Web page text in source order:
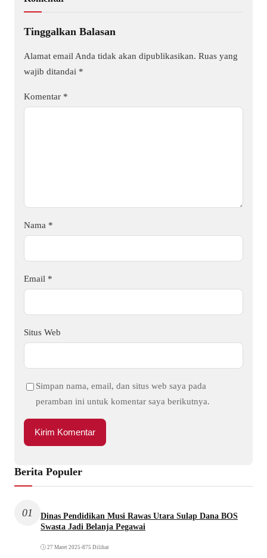
Tinggalkan Balasan
Alamat email Anda tidak akan dipublikasikan. Ruas yang
wajib ditandai *
Komentar *
Nama *
Email *
Situs Web
Simpan nama, email, dan situs web saya pada
peramban ini untuk komentar saya berikutnya.
Berita Populer
01
Dinas Pendidikan Musi Rawas Utara Sulap Dana BOS
Swasta Jadi Belanja Pegawai
27 Maret 2025 •875 Dilihat